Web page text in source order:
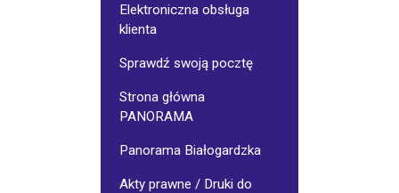
Elektroniczna obsługa
klienta
Sprawdź swoją pocztę
Strona główna
PANORAMA
Panorama Białogardzka
Akty prawne / Druki do